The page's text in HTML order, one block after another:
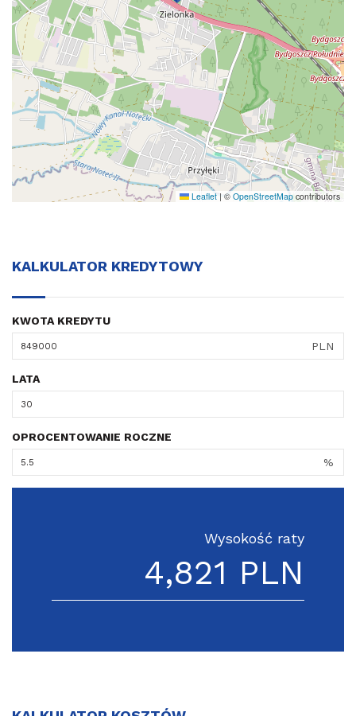
Leaflet | © OpenStreetMap contributors
KALKULATOR KREDYTOWY
KWOTA KREDYTU
PLN
LATA
OPROCENTOWANIE ROCZNE
%
Wysokość raty
4,821 PLN